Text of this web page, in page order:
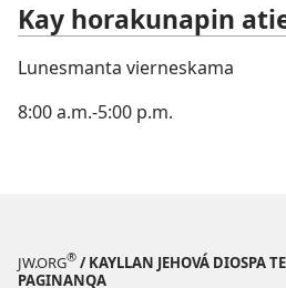
Kay horakunapin
Lunesmanta vierneskama
8:00 a.m.-5:00 p.m.
JW.ORG® / KAYLLAN JEHOVÁ DIOSPA
PAGINANQA